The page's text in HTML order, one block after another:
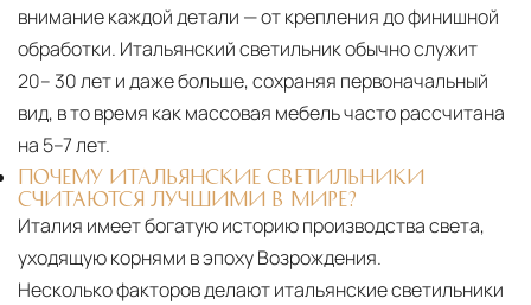
внимание каждой детали — от крепления до финишной
обработки. Итальянский светильник обычно служит
20– 30 лет и даже больше, сохраняя первоначальный
вид, в то время как массовая мебель часто рассчитана
на 5–7 лет.
ПОЧЕМУ ИТАЛЬЯНСКИЕ СВЕТИЛЬНИКИ
СЧИТАЮТСЯ ЛУЧШИМИ В МИРЕ?
Италия имеет богатую историю производства света,
уходящую корнями в эпоху Возрождения.
Несколько факторов делают итальянские светильники